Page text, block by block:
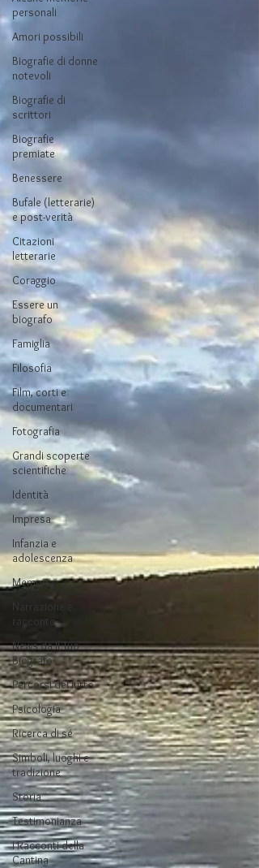
personali
Amori possibili
Biografie di donne
notevoli
Biografie di
scrittori
Biografie
premiate
Benessere
Bufale (letterarie)
e post-verità
Citazioni
letterarie
Coraggio
Essere un
biografo
Famiglia
Filosofia
Film, corti e
documentari
Fotografia
Grandi scoperte
scientifiche
Identità
Impresa
Infanzia e
adolescenza
Memoria
Narrazione e
racconto
News da Il Tuo
Biografo
Percorsi del lutto
Psicologia
Ricerca di sé
Simboli, luoghi e
tradizione
Storia
Testimonianza
I Racconti della
Cantina